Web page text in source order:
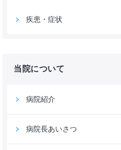
疾患・症状
当院について
病院紹介
病院長あいさつ